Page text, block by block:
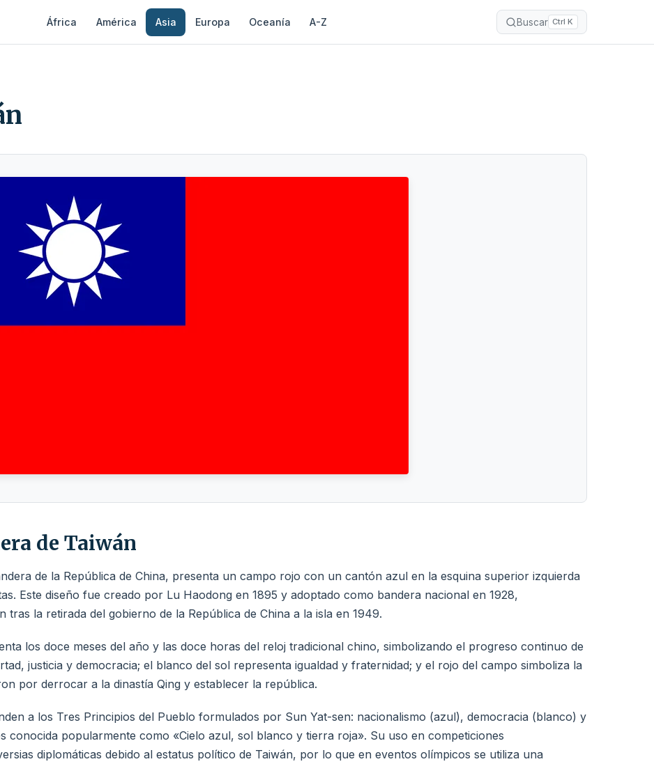
África América Asia Europa Oceanía A-Z Buscar Ctrl K
de Taiwán
de la República de China, presenta un campo rojo con un cantón azul en la esquina superior izquierda
Este diseño fue creado por Lu Haodong en 1895 y adoptado como bandera nacional en 1928,
tras la retirada del gobierno de la República de China a la isla en 1949.
los doce meses del año y las doce horas del reloj tradicional chino, simbolizando el progreso continuo de
justicia y democracia; el blanco del sol representa igualdad y fraternidad; y el rojo del campo simboliza la
por derrocar a la dinastía Qing y establecer la república.
a los Tres Principios del Pueblo formulados por Sun Yat-sen: nacionalismo (azul), democracia (blanco) y
conocida popularmente como «Cielo azul, sol blanco y tierra roja». Su uso en competiciones
diplomáticas debido al estatus político de Taiwán, por lo que en eventos olímpicos se utiliza una